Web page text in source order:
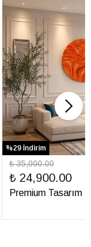
%29 İndirim
₺ 35,000.00
₺ 24,900.00
Premium Tasarım